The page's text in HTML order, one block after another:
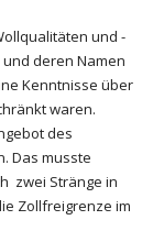
und -
deren Namen
Kenntnisse über
waren.
des
Das musste
zwei Stränge in
Zollfreigrenze im